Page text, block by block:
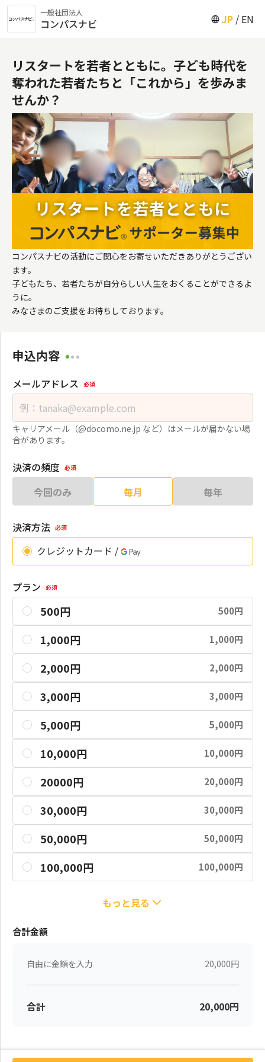
一般社団法人
コンパスナビ JP EN
リスタートを若者とともに。子ども時代を
奪われた若者たちと「これから」を歩みま
せんか？
コンパスナビの活動にご関心をお寄せいただきありがとうござい
ます。
子どもたち、若者たちが自分らしい人生をおくることができるよ
うに。
みなさまのご支援をお待ちしております。
申込内容
メールアドレス 必須
キャリアメール（@docomo.ne.jp など）はメールが届かない場
合があります。
決済の頻度 必須
今回のみ 毎月 毎年
決済方法 必須
クレジットカード /
プラン 必須
500円 500円
1,000円 1,000円
2,000円 2,000円
3,000円 3,000円
5,000円 5,000円
10,000円 10,000円
20000円 20,000円
30,000円 30,000円
50,000円 50,000円
100,000円 100,000円
もっと見る
合計金額
自由に金額を入力 20,000円
合計 20,000円